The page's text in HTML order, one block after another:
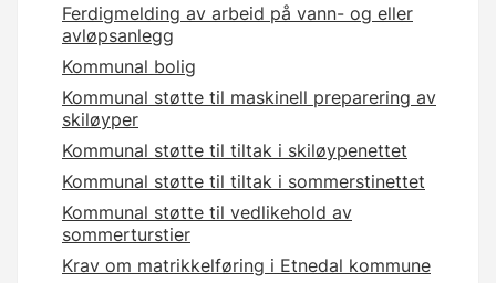
Ferdigmelding av arbeid på vann- og eller
avløpsanlegg
Kommunal bolig
Kommunal støtte til maskinell preparering av
skiløyper
Kommunal støtte til tiltak i skiløypenettet
Kommunal støtte til tiltak i sommerstinettet
Kommunal støtte til vedlikehold av
sommerturstier
Krav om matrikkelføring i Etnedal kommune